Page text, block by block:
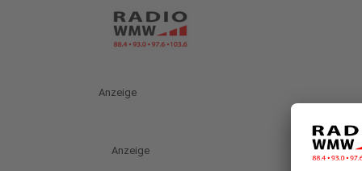
Anzeige
Anzeige